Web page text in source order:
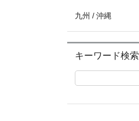
九州 / 沖縄
キーワード検索